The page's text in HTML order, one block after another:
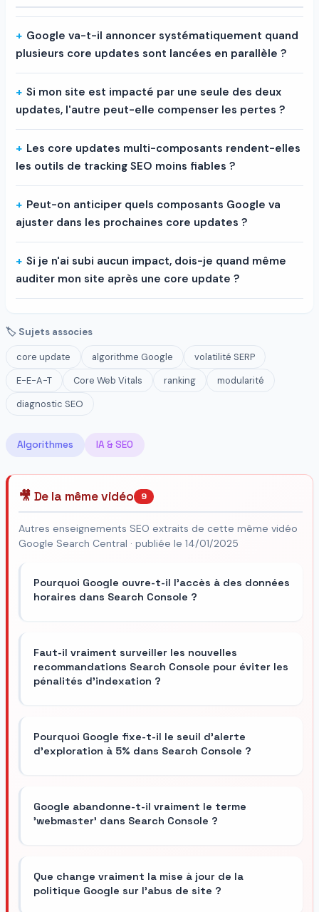
Google va-t-il annoncer systématiquement quand
plusieurs core updates sont lancées en parallèle ?
Si mon site est impacté par une seule des deux
updates, l'autre peut-elle compenser les pertes ?
Les core updates multi-composants rendent-elles
les outils de tracking SEO moins fiables ?
Peut-on anticiper quels composants Google va
ajuster dans les prochaines core updates ?
Si je n'ai subi aucun impact, dois-je quand même
auditer mon site après une core update ?
🏷 Sujets associes
core update algorithme Google
volatilité SERP
E-E-A-T
Core Web Vitals ranking
modularité
diagnostic SEO
Algorithmes IA & SEO
🎥 De la même vidéo 9
Autres enseignements SEO extraits de cette même vidéo
Google Search Central · publiée le 14/01/2025
Pourquoi Google ouvre-t-il l'accès à des données
horaires dans Search Console ?
Faut-il vraiment surveiller les nouvelles
recommandations Search Console pour éviter les
pénalités d'indexation ?
Pourquoi Google fixe-t-il le seuil d'alerte
d'exploration à 5% dans Search Console ?
Google abandonne-t-il vraiment le terme
'webmaster' dans Search Console ?
Que change vraiment la mise à jour de la
politique Google sur l'abus de site ?